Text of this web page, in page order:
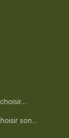
son…